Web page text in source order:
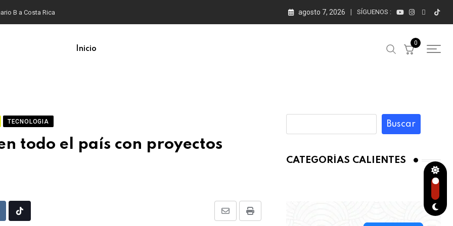
B a Costa Rica agosto 7, 2026 SÍGUENOS :
Inicio
0
TECNOLOGIA
todo el país con proyectos
Print
Share
Tiktok
Buscar
CATEGORÍAS CALIENTES